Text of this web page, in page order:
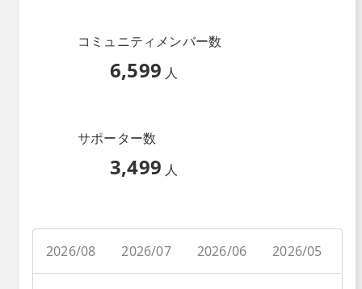
コミュニティメンバー数
6,599 人
サポーター数
3,499 人
2026/08 2026/07 2026/06 2026/05